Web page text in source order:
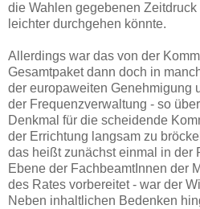
die Wahlen gegebenen
leichter durchgehen könnte.
Allerdings war das von der
Gesamtpaket dann doch in
der europaweiten Genehmigung
der Frequenzverwaltung - so
Denkmal für die scheidende
der Errichtung langsam zu
das heißt zunächst einmal in der
Ebene der FachbeamtInnen der
des Rates vorbereitet - war der
Neben inhaltlichen Bedenken